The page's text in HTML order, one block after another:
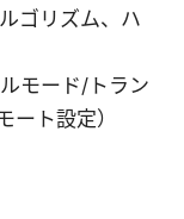
ゴリズム、ハ
モード/トラン
ート設定）